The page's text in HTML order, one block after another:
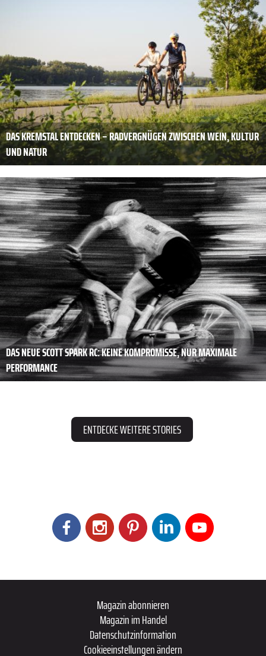
DAS KREMSTAL ENTDECKEN – RADVERGNÜGEN ZWISCHEN WEIN, KULTUR
UND NATUR
DAS NEUE SCOTT SPARK RC: KEINE KOMPROMISSE, NUR MAXIMALE
PERFORMANCE
ENTDECKE WEITERE STORIES
Magazin abonnieren
Magazin im Handel
Datenschutzinformation
Cookieeinstellungen ändern